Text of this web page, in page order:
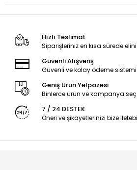
Hızlı Teslimat
Siparişleriniz en kısa sürede
Güvenli Alışveriş
Güvenli ve kolay ödeme sistemi
Geniş Ürün Yelpazesi
Binlerce ürün ve kampanya
7 / 24 DESTEK
Öneri ve şikayetlerinizi bize